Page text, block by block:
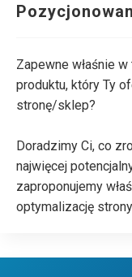
Zapewne właśnie
produktu, który Ty
stronę/sklep?
Doradzimy Ci, co
najwięcej
zaproponujemy
optymalizację